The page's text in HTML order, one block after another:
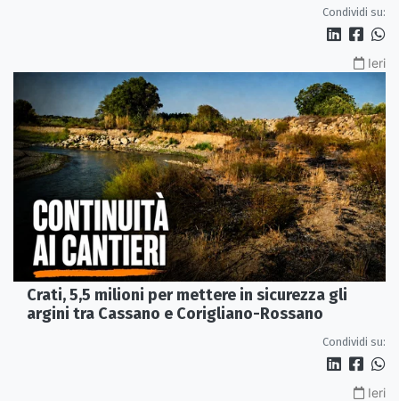
Condividi su:
Ieri
Crati, 5,5 milioni per mettere in sicurezza gli
argini tra Cassano e Corigliano-Rossano
Condividi su:
Ieri